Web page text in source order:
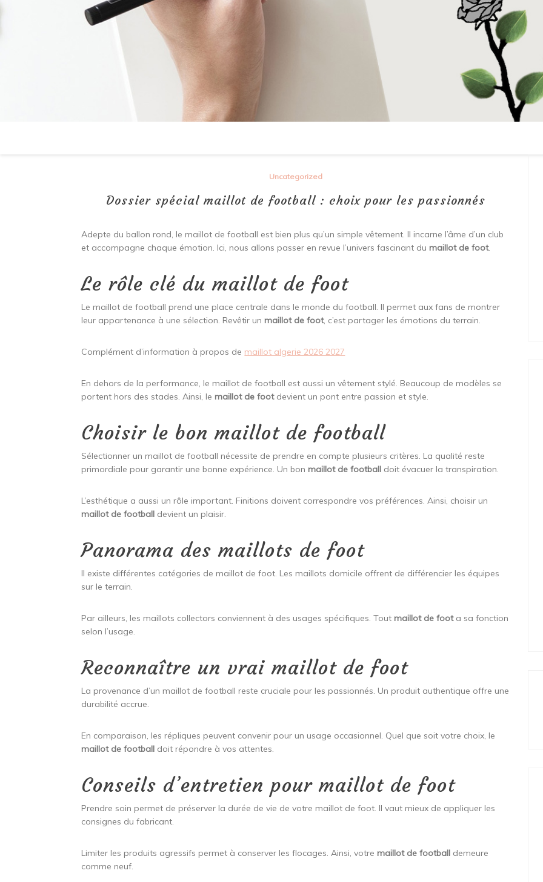
Uncategorized
Dossier spécial maillot de football : choix pour les passionnés
Adepte du ballon rond, le maillot de football est bien plus qu’un simple vêtement. Il incarne l’âme d’un club
et accompagne chaque émotion. Ici, nous allons passer en revue l’univers fascinant du maillot de foot.
Le rôle clé du maillot de foot
Le maillot de football prend une place centrale dans le monde du football. Il permet aux fans de montrer
leur appartenance à une sélection. Revêtir un maillot de foot, c’est partager les émotions du terrain.
Complément d’information à propos de maillot algerie 2026 2027
En dehors de la performance, le maillot de football est aussi un vêtement stylé. Beaucoup de modèles se
portent hors des stades. Ainsi, le maillot de footdevient un pont entre passion et style.
Choisir le bon maillot de football
Sélectionner un maillot de football nécessite de prendre en compte plusieurs critères. La qualité reste
primordiale pour garantir une bonne expérience. Un bon maillot de football doit évacuer la transpiration.
L’esthétique a aussi un rôle important. Finitions doivent correspondre vos préférences. Ainsi, choisir un
maillot de football devient un plaisir.
Panorama des maillots de foot
Il existe différentes catégories de maillot de foot. Les maillots domicile offrent de différencier les équipes
sur le terrain.
Par ailleurs, les maillots collectors conviennent à des usages spécifiques. Tout maillot de foota sa fonction
selon l’usage.
Reconnaître un vrai maillot de foot
La provenance d’un maillot de football reste cruciale pour les passionnés. Un produit authentique offre une
durabilité accrue.
En comparaison, les répliques peuvent convenir pour un usage occasionnel. Quel que soit votre choix, le
maillot de football doit répondre à vos attentes.
Conseils d’entretien pour maillot de foot
Prendre soin permet de préserver la durée de vie de votre maillot de foot. Il vaut mieux de appliquer les
consignes du fabricant.
Limiter les produits agressifs permet à conserver les flocages. Ainsi, votre maillot de football demeure
comme neuf.